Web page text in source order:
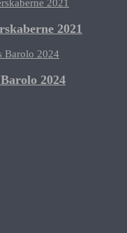
2021
2024